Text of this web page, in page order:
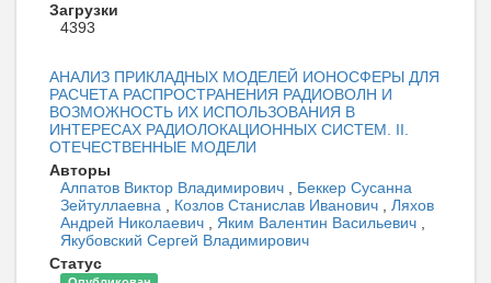
Загрузки
4393
АНАЛИЗ ПРИКЛАДНЫХ МОДЕЛЕЙ ИОНОСФЕРЫ ДЛЯ
РАСЧЕТА РАСПРОСТРАНЕНИЯ РАДИОВОЛН И
ВОЗМОЖНОСТЬ ИХ ИСПОЛЬЗОВАНИЯ В
ИНТЕРЕСАХ РАДИОЛОКАЦИОННЫХ СИСТЕМ. II.
ОТЕЧЕСТВЕННЫЕ МОДЕЛИ
Авторы
Алпатов Виктор Владимирович
Беккер Сусанна
Зейтуллаевна
Козлов Станислав Иванович
Ляхов
Андрей Николаевич
Яким Валентин Васильевич
Якубовский Сергей Владимирович
Статус